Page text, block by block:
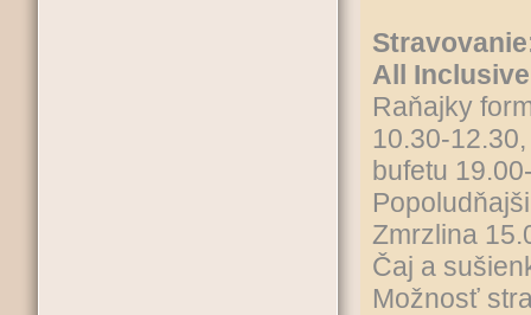
All Inclusive
Raňajky
10.30-
bufetu
Zmrzlina
Čaj a
Možnosť